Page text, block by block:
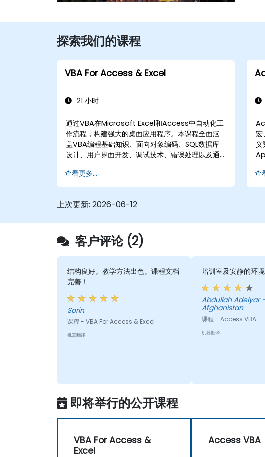
探索我们的课程
VBA For Access & Excel
21 小时
通过VBA在Microsoft Excel和Access中自动化工
作流程，构建强大的桌面应用程序。本课程全面涵
盖VBA编程基础知识、面向对象编码、SQL数据库
设计、用户界面开发、调试技术、错误处理以及通
财务专业人员和开发人员消除手动任务，解锁高级
数据管理和报告功能。
查看更多...
宏
库
工
查
上次更新: 2026-06-12
客户评论 (2)
结构良好。教学方法出色。课程文档
完善！
Sorin
课程 - VBA For Access & Excel
机器翻译
培训室及安静的环境
Abdullah Adelyar - USAID - Kabul
Afghanistan
课程 - Access VBA
机器翻译
即将举行的公开课程
VBA For Access &
Excel
Access VBA